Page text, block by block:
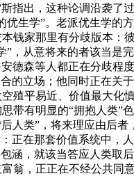
指出，这种论调沿袭了
生学”。老派优生学的
钱家那里有分歧版本
从意将来的者该当是
德森等人都正在分歧
的立场；他同时正在关
殖平易近、价值最大
有明显的“拥抱人类”
人类”，将来理应由后
正在那套价值系统中，
涵，就该当答应人类取
，正正在不经公共同